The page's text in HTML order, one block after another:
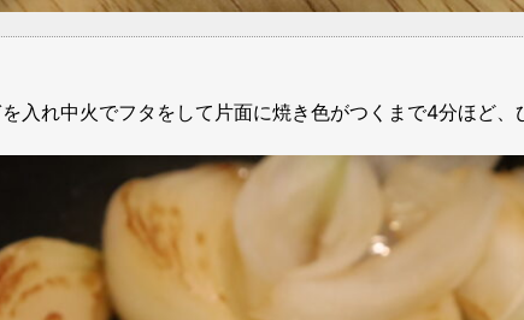
入れ中火でフタをして片面に焼き色がつくまで4分ほど